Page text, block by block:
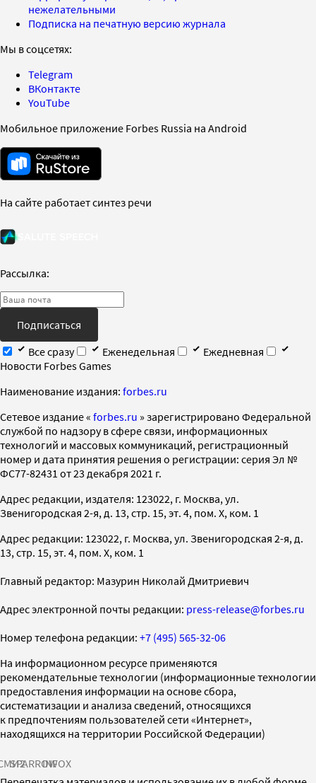
нежелательными
Подписка на печатную версию журнала
Мы в соцсетях:
Telegram
ВКонтакте
YouTube
Мобильное приложение Forbes Russia на Android
На сайте работает синтез речи
Рассылка:
Подписаться
Все сразу
Еженедельная
Ежедневная
Новости Forbes Games
Наименование издания: forbes.ru
Cетевое издание « forbes.ru » зарегистрировано Федеральной
службой по надзору в сфере связи, информационных
технологий и массовых коммуникаций, регистрационный
номер и дата принятия решения о регистрации: серия Эл №
ФС77-82431 от 23 декабря 2021 г.
Адрес редакции, издателя: 123022, г. Москва, ул.
Звенигородская 2-я, д. 13, стр. 15, эт. 4, пом. X, ком. 1
Адрес редакции: 123022, г. Москва, ул. Звенигородская 2-я, д.
13, стр. 15, эт. 4, пом. X, ком. 1
Главный редактор: Мазурин Николай Дмитриевич
Адрес электронной почты редакции: press-release@forbes.ru
Номер телефона редакции: +7 (495) 565-32-06
На информационном ресурсе применяются
рекомендательные технологии (информационные технологии
предоставления информации на основе сбора,
систематизации и анализа сведений, относящихся
к предпочтениям пользователей сети «Интернет»,
находящихся на территории Российской Федерации)
SPARROWINFOX